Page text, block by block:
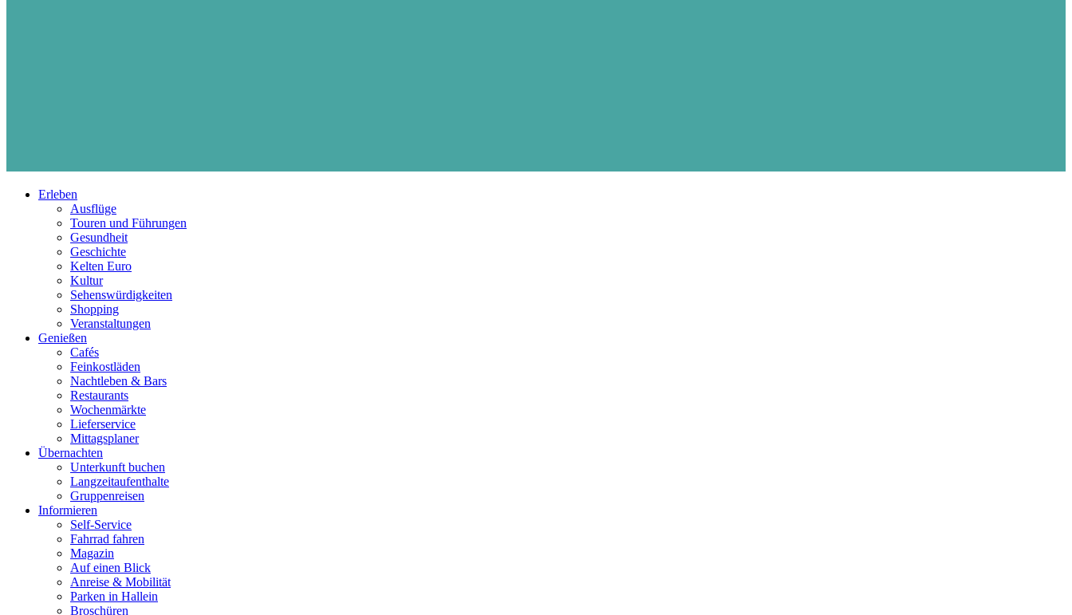
Erleben
Ausflüge
Touren und Führungen
Gesundheit
Geschichte
Kelten Euro
Kultur
Sehenswürdigkeiten
Shopping
Veranstaltungen
Genießen
Cafés
Feinkostläden
Nachtleben & Bars
Restaurants
Wochenmärkte
Lieferservice
Mittagsplaner
Übernachten
Unterkunft buchen
Langzeitaufenthalte
Gruppenreisen
Informieren
Self-Service
Fahrrad fahren
Magazin
Auf einen Blick
Anreise & Mobilität
Parken in Hallein
Broschüren